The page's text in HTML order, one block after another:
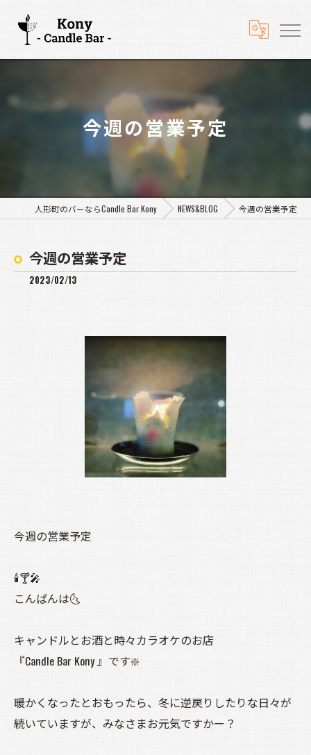
今週の営業予定
人形町のバーならCandle Bar Kony NEWS&BLOG 今週の営業予定
今週の営業予定
2023/02/13
今週の営業予定
🕯️🍸️🎤
こんばんは🌜️
キャンドルとお酒と時々カラオケのお店
『Candle Bar Kony 』です❇️
暖かくなったとおもったら、冬に逆戻りしたりな日々が
続いていますが、みなさまお元気ですかー？